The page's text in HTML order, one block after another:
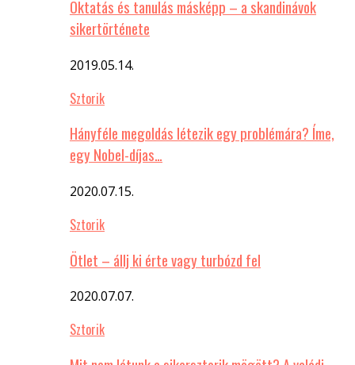
Oktatás és tanulás másképp – a skandinávok
sikertörténete
2019.05.14.
Sztorik
Hányféle megoldás létezik egy problémára? Íme,
egy Nobel-díjas…
2020.07.15.
Sztorik
Ötlet – állj ki érte vagy turbózd fel
2020.07.07.
Sztorik